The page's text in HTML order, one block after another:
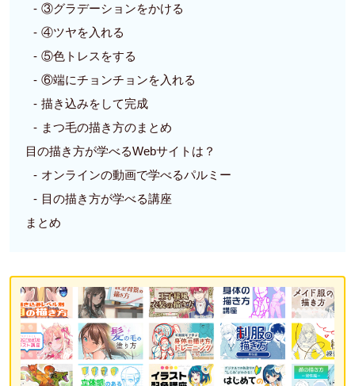
③グラデーションをかける
④ツヤを入れる
⑤色トレスをする
⑥端にチョンチョンを入れる
描き込みをして完成
まつ毛の描き方のまとめ
目の描き方が学べるWebサイトは？
オンラインの動画で学べるパルミー
目の描き方が学べる講座
まとめ